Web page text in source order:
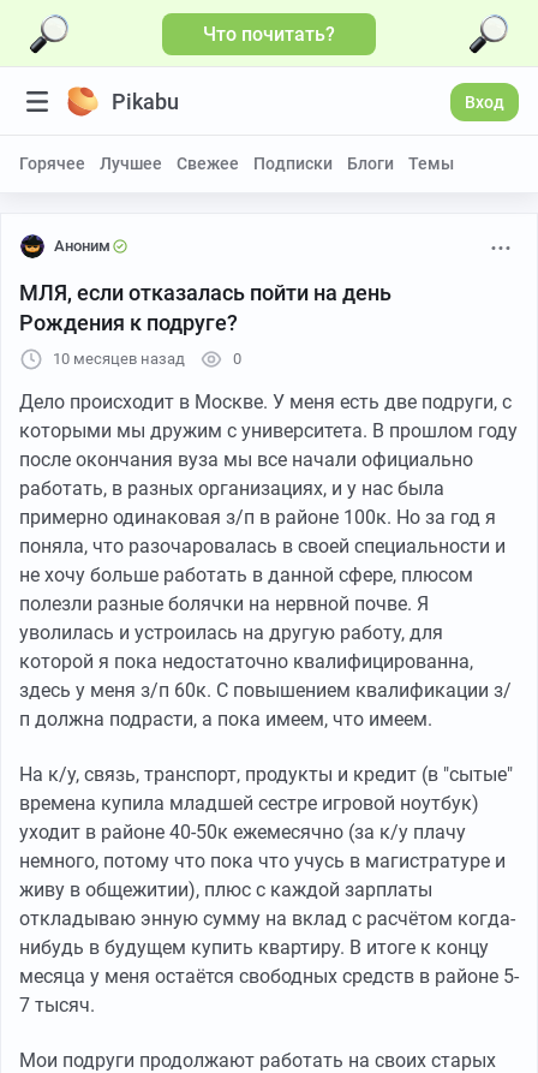
Что почитать?
Pikabu Вход
Горячее Лучшее Свежее Подписки Блоги Темы
Аноним
МЛЯ, если отказалась пойти на день
Рождения к подруге?
10 месяцев назад 0
Дело происходит в Москве. У меня есть две подруги, с
которыми мы дружим с университета. В прошлом году
после окончания вуза мы все начали официально
работать, в разных организациях, и у нас была
примерно одинаковая з/п в районе 100к. Но за год я
поняла, что разочаровалась в своей специальности и
не хочу больше работать в данной сфере, плюсом
полезли разные болячки на нервной почве. Я
уволилась и устроилась на другую работу, для
которой я пока недостаточно квалифицированна,
здесь у меня з/п 60к. С повышением квалификации з/
п должна подрасти, а пока имеем, что имеем.
На к/у, связь, транспорт, продукты и кредит (в "сытые"
времена купила младшей сестре игровой ноутбук)
уходит в районе 40-50к ежемесячно (за к/у плачу
немного, потому что пока что учусь в магистратуре и
живу в общежитии), плюс с каждой зарплаты
откладываю энную сумму на вклад с расчётом когда-
нибудь в будущем купить квартиру. В итоге к концу
месяца у меня остаётся свободных средств в районе 5-
7 тысяч.
Мои подруги продолжают работать на своих старых